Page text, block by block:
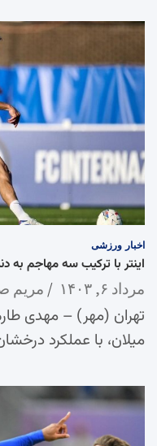
اخبار ورزشی
اینتر با ترکیب سه مهاجم به
مرداد ۶, ۱۴۰۳ مریم
تهران (مهر) – مهدی
میلان، با عملکرد